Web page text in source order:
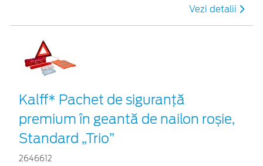
Vezi detalii
Kalff* Pachet de siguranţă
premium în geantă de nailon roșie,
Standard „Trio”
2646612